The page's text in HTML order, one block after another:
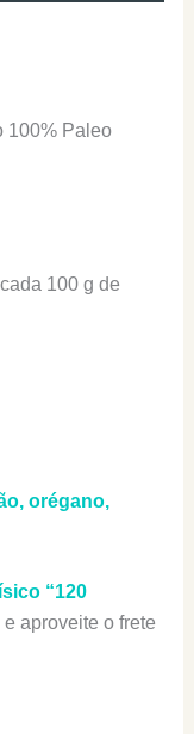
100% Paleo
100 g de
orégano,
“120
e aproveite o frete